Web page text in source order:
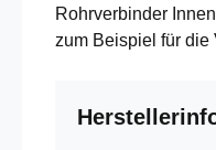
Rohrverbinder
zum Beispiel für die